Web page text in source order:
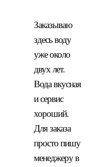
Заказываю
здесь воду
уже около
двух лет.
Вода вкусная
и сервис
хороший.
Для заказа
просто пишу
менеджеру в